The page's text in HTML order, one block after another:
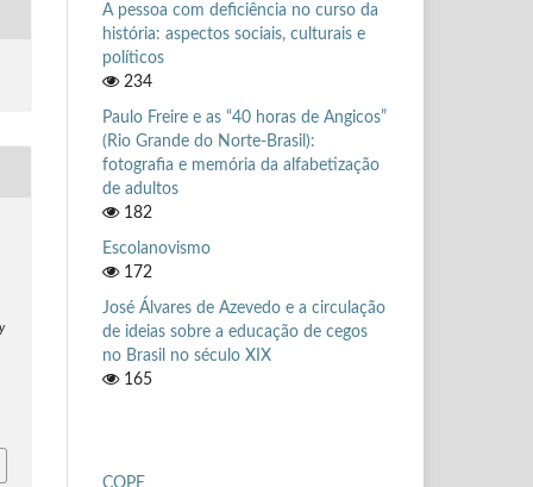
A pessoa com deficiência no curso da
história: aspectos sociais, culturais e
políticos
234
Paulo Freire e as “40 horas de Angicos”
(Rio Grande do Norte-Brasil):
fotografia e memória da alfabetização
de adultos
182
Escolanovismo
172
José Álvares de Azevedo e a circulação
de ideias sobre a educação de cegos
no Brasil no século XIX
165
COPE